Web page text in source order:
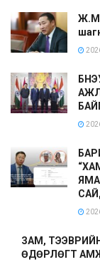
ЗАМ,
ӨДӨРЛӨГТ